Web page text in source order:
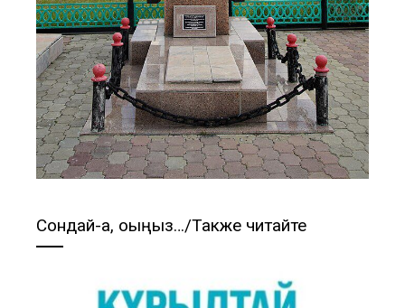
Сондай-ақ, оқыңыз…/Также читайте